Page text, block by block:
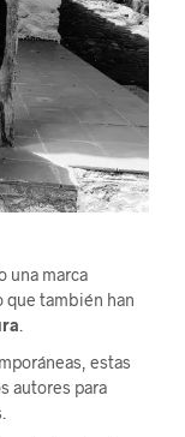
una marca
que también han
estas
autores para